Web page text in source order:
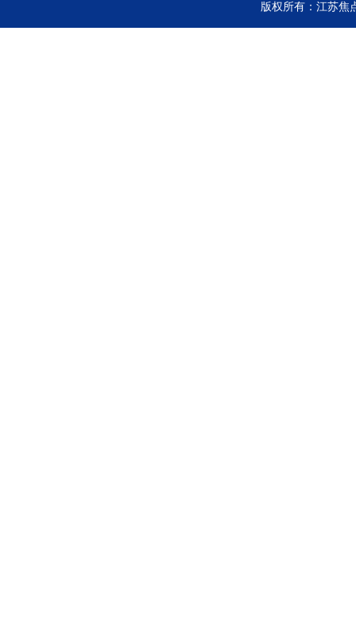
版权所有： 江苏焦